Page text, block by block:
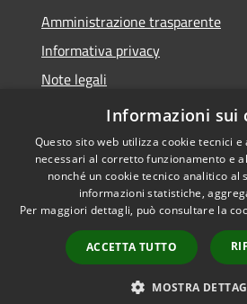
Amministrazione trasparente
Informativa privacy
Note legali
Dichiarazione di accessibilità
Accessibilità
Informazioni sui
Questo sito web utilizza cookie tecnici
necessari al corretto funzionamento e
nonché un cookie tecnico analitico al
informazioni statistiche,
Per maggiori dettagli, può consultare la
ACCETTA TUTTO
MOSTRA